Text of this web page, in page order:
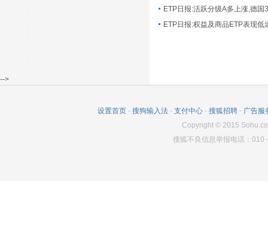
ETP日报:活跃分级A多上涨,德国
-->
设置首页 - 搜狗输入法 - 支付中心 - 搜狐招聘 - 广告服
Copyright© 2015
搜狐不良信息举报电话：010